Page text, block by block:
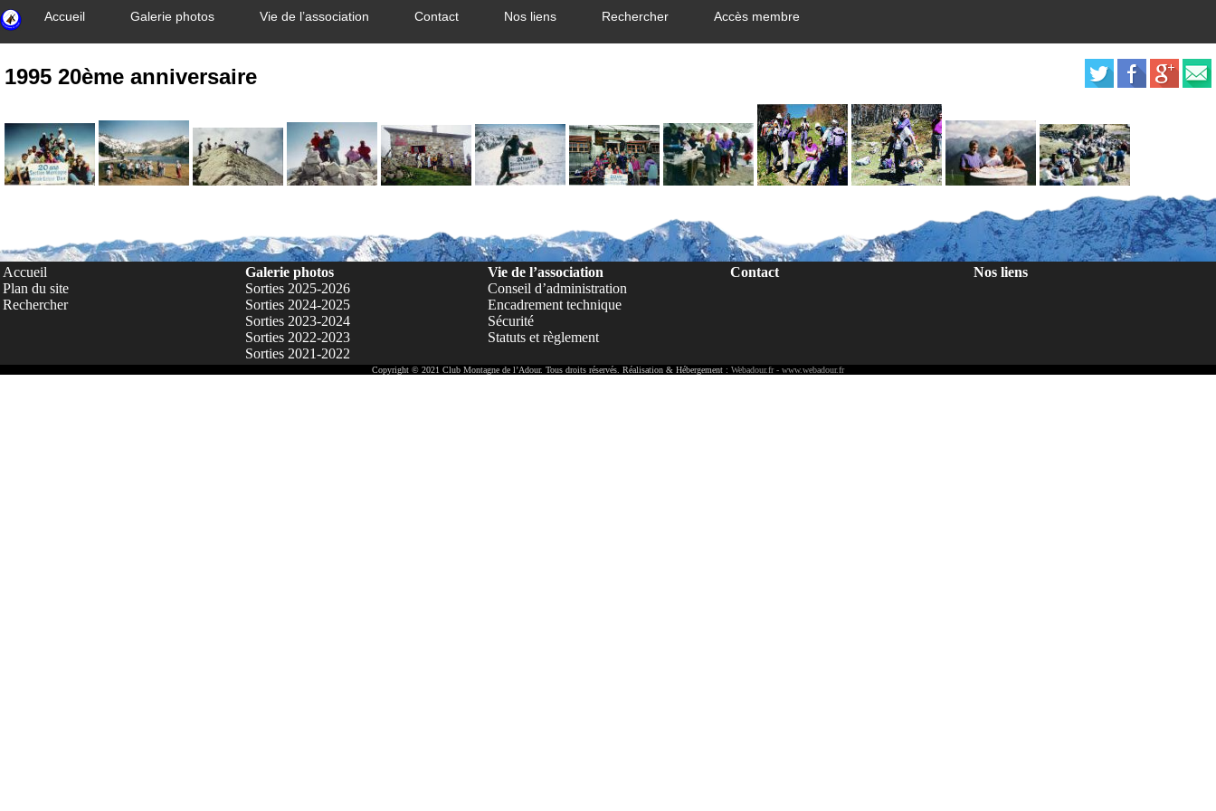
Accueil Galerie photos Vie de l’association Contact Nos liens Rechercher Accès membre
1995 20ème anniversaire
Accueil
Plan du site
Rechercher
Galerie photos
Sorties 2025-2026
Sorties 2024-2025
Sorties 2023-2024
Sorties 2022-2023
Sorties 2021-2022
Vie de l’association
Conseil d’administration
Encadrement technique
Sécurité
Statuts et règlement
Contact Nos liens
Copyright © 2021 Club Montagne de l’Adour. Tous droits réservés. Réalisation & Hébergement : Webadour.fr - www.webadour.fr